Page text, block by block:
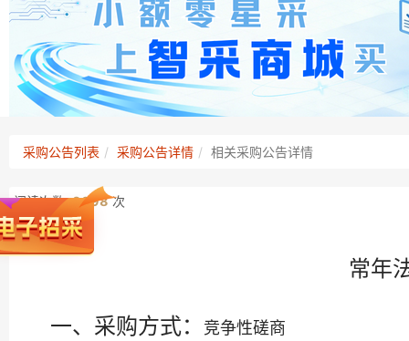
采购公告列表 采购公告详情 相关采购公告详情
阅读次数:2098次
常年
一、采购方式： 竞争性磋商